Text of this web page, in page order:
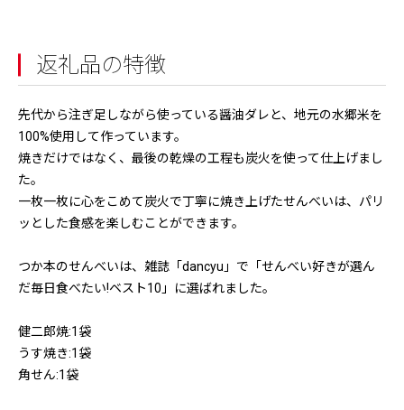
返礼品の特徴
先代から注ぎ足しながら使っている醤油ダレと、地元の水郷米を
100%使用して作っています。
焼きだけではなく、最後の乾燥の工程も炭火を使って仕上げまし
た。
一枚一枚に心をこめて炭火で丁寧に焼き上げたせんべいは、パリ
ッとした食感を楽しむことができます。
つか本のせんべいは、雑誌「dancyu」で「せんべい好きが選ん
だ毎日食べたい!ベスト10」に選ばれました。
健二郎焼:1袋
うす焼き:1袋
角せん:1袋